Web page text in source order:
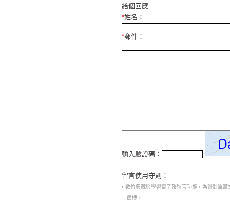
給個回應
*姓名：
*郵件：
輸入驗證碼：
留言使用守則：
• 數位典藏與學習電子報留言功能，為針對單
上層樓。